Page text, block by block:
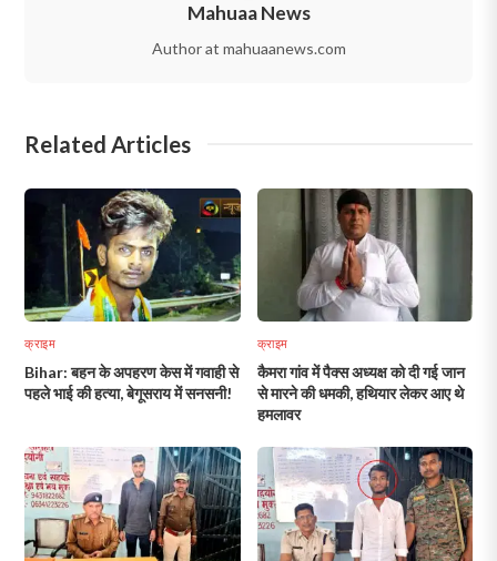
Mahuaa News
Author at mahuaanews.com
Related Articles
क्राइम
Bihar: बहन के अपहरण केस में गवाही से
पहले भाई की हत्या, बेगूसराय में सनसनी!
क्राइम
कैमरा गांव में पैक्स अध्यक्ष को दी गई जान
से मारने की धमकी, हथियार लेकर आए थे
हमलावर